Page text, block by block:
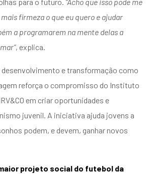
firmeza o que eu quero e ajudar
a programarem na mente delas a
, explica.
e transformação como
reforça o compromisso do Instituto
em criar oportunidades e
juvenil. A iniciativa ajuda jovens a
podem, e devem, ganhar novos
projeto social do futebol da